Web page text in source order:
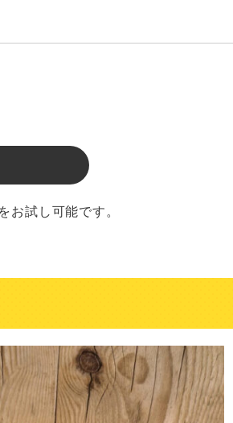
試し可能です。